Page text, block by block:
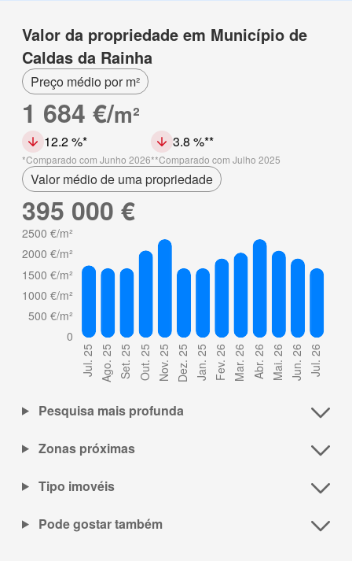
Valor da propriedade em Município de
Caldas da Rainha
Preço médio por m²
1 684 €/m²
12.2 %
Comparado com Junho 2026
3.8 %
Comparado com Julho 2025
Valor médio de uma propriedade
395 000 €
Pesquisa mais profunda
Zonas próximas
Tipo imovéis
Pode gostar também